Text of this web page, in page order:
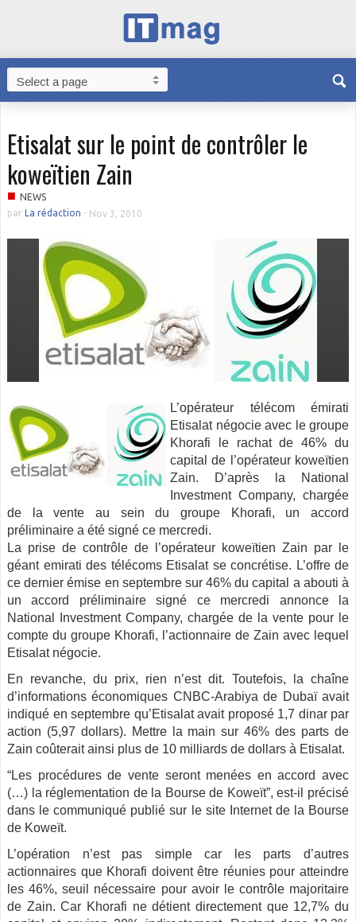
Etisalat sur le point de contrôler le
koweïtien Zain
■ NEWS
par La rédaction - Nov 3, 2010
L’opérateur télécom émirati
Etisalat négocie avec le groupe
Khorafi le rachat de 46% du
capital de l’opérateur koweïtien
Zain. D’après la National
Investment Company, chargée
de la vente au sein du groupe Khorafi, un accord
préliminaire a été signé ce mercredi.
La prise de contrôle de l’opérateur koweïtien Zain par le
géant emirati des télécoms Etisalat se concrétise. L’offre de
ce dernier émise en septembre sur 46% du capital a abouti à
un accord préliminaire signé ce mercredi annonce la
National Investment Company, chargée de la vente pour le
compte du groupe Khorafi, l’actionnaire de Zain avec lequel
Etisalat négocie.
En revanche, du prix, rien n’est dit. Toutefois, la chaîne
d’informations économiques CNBC-Arabiya de Dubaï avait
indiqué en septembre qu’Etisalat avait proposé 1,7 dinar par
action (5,97 dollars). Mettre la main sur 46% des parts de
Zain coûterait ainsi plus de 10 milliards de dollars à Etisalat.
“Les procédures de vente seront menées en accord avec
(…) la réglementation de la Bourse de Koweït”, est-il précisé
dans le communiqué publié sur le site Internet de la Bourse
de Koweït.
L’opération n’est pas simple car les parts d’autres
actionnaires que Khorafi doivent être réunies pour atteindre
les 46%, seuil nécessaire pour avoir le contrôle majoritaire
de Zain. Car Khorafi ne détient directement que 12,7% du